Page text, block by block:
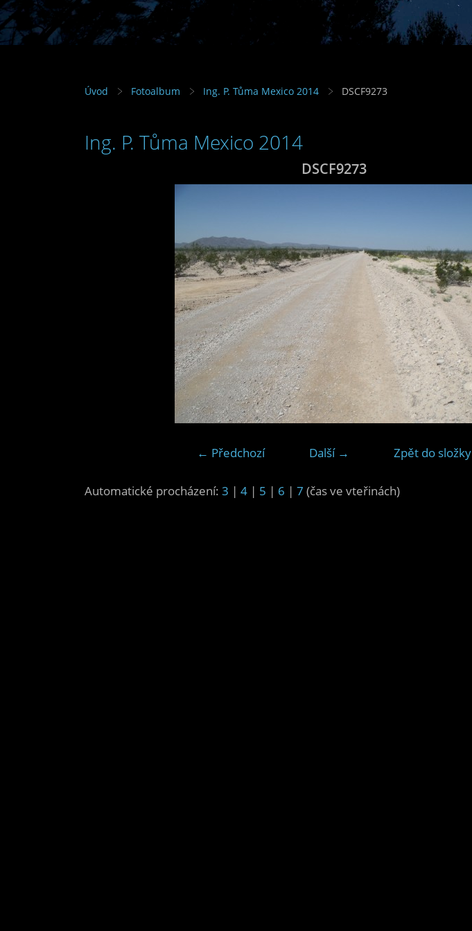
Úvod Fotoalbum Ing. P. Tůma Mexico 2014 DSCF9273
Ing. P. Tůma Mexico 2014
DSCF9273
← Předchozí Další → Zpět do složky
Automatické procházení: 3 | 4 | 5 | 6 | 7 (čas ve vteřinách)